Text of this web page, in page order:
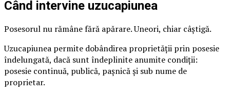
Când intervine uzucapiunea
Posesorul nu rămâne fără apărare. Uneori, chiar câștigă.
Uzucapiunea permite dobândirea proprietății prin posesie
îndelungată, dacă sunt îndeplinite anumite condiții:
posesie continuă, publică, pașnică și sub nume de
proprietar.